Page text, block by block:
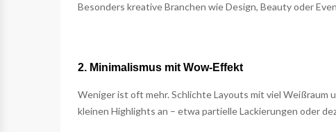
Besonders kreative Branchen wie Design, Beauty oder
2. Minimalismus mit Wow-Effekt
Weniger ist oft mehr. Schlichte Layouts mit viel Weißraum
kleinen Highlights an – etwa partielle Lackierungen oder